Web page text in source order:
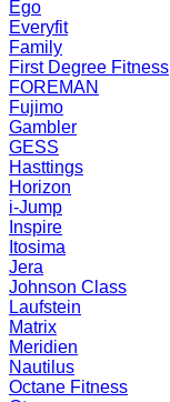
Ego
Everyfit
Family
First Degree Fitness
FOREMAN
Fujimo
Gambler
GESS
Hasttings
Horizon
i-Jump
Inspire
Itosima
Jera
Johnson Class
Laufstein
Matrix
Meridien
Nautilus
Octane Fitness